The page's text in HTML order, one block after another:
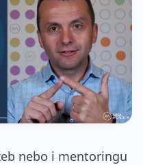
nebo i mentoringu